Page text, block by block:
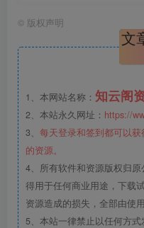
© 版权声明
文
1、本网站名称： 知云阁
2、本站永久网址： https://
3、 每天登录和签到都可以
的资源。
4、所有软件和资源版权归
得用于任何商业用途，下载
资源造成的损失，全部由使
5、本站一律禁止以任何方